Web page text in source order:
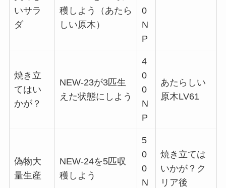
いサラ
ダ
穫しよう（あたら
しい原木）
0
N
P
焼き立
てはい
かが？
NEW-23が3匹生
えた状態にしよう
4
0
0
N
P
あたらしい
原木LV61
偽物大
量生産
NEW-24を5匹収
穫しよう
5
0
0
N
焼き立ては
いかが？ク
リア後